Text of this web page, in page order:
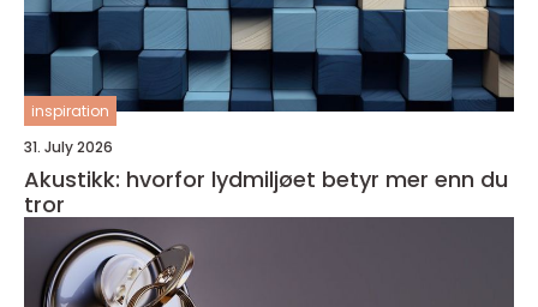
inspiration
31. July 2026
Akustikk: hvorfor lydmiljøet betyr mer enn du
tror